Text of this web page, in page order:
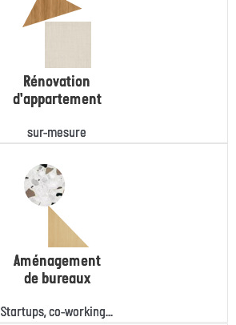
Rénovation
d'appartement
sur-mesure
Aménagement
de bureaux
Startups, co-working...